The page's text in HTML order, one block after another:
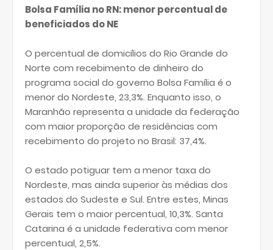
Bolsa Família no RN: menor percentual de
beneficiados do NE
O percentual de domicílios do Rio Grande do
Norte com recebimento de dinheiro do
programa social do governo Bolsa Família é o
menor do Nordeste, 23,3%. Enquanto isso, o
Maranhão representa a unidade da federação
com maior proporção de residências com
recebimento do projeto no Brasil: 37,4%.
O estado potiguar tem a menor taxa do
Nordeste, mas ainda superior às médias dos
estados do Sudeste e Sul. Entre estes, Minas
Gerais tem o maior percentual, 10,3%. Santa
Catarina é a unidade federativa com menor
percentual, 2,5%.